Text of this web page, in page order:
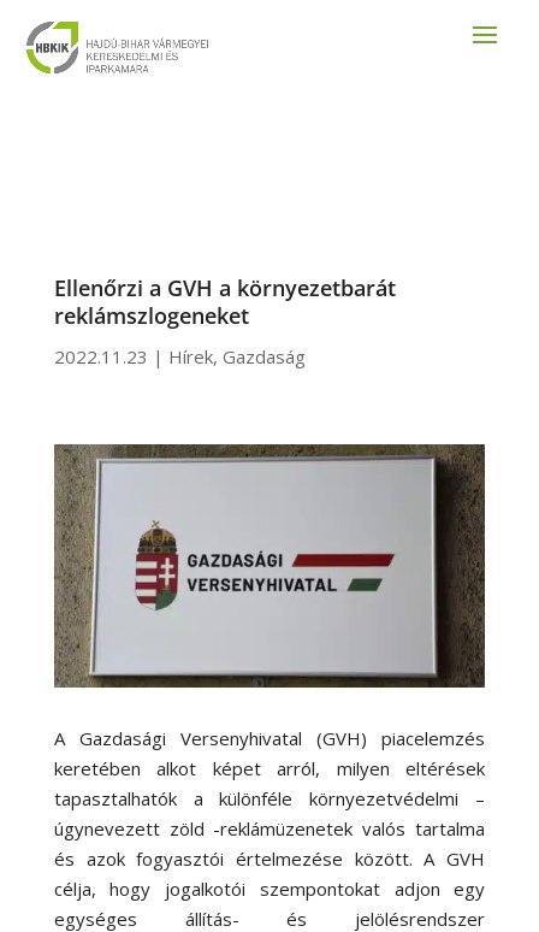
Ellenőrzi a GVH a környezetbarát
reklámszlogeneket
2022.11.23 | Hírek, Gazdaság
A Gazdasági Versenyhivatal (GVH) piacelemzés
keretében alkot képet arról, milyen eltérések
tapasztalhatók a különféle környezetvédelmi –
úgynevezett zöld -reklámüzenetek valós tartalma
és azok fogyasztói értelmezése között. A GVH
célja, hogy jogalkotói szempontokat adjon egy
egységes állítás- és jelölésrendszer